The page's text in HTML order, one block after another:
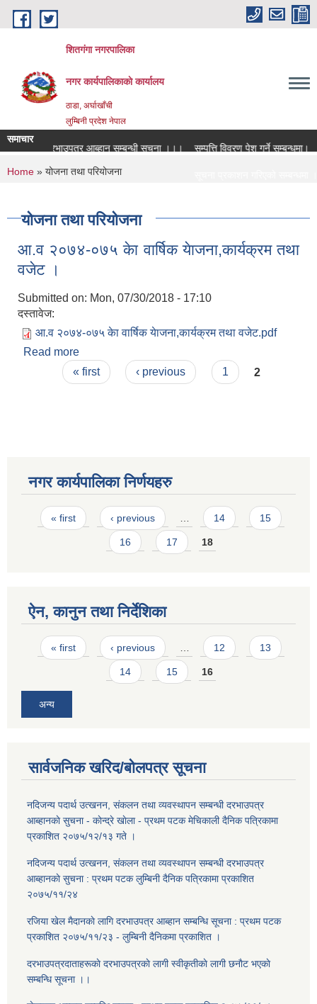
Skip to main content
शितगंगा नगरपालिका
नगर कार्यपालिकाकाे कार्यालय
ठाडा, अर्घाखाँची
लुम्बिनी प्रदेश नेपाल
समाचार
दरभाउपत्र आब्हान सम्बन्धी सूचना ।।।
सम्पत्ति विवरण पेश गर्ने सम्बन्धमा।
सम्बन्धमा ।।।
You are here
Home » योजना तथा परियोजना
योजना तथा परियोजना
आ‍.व २०७४-०७५ केा वार्षिक येाजना,कार्यक्रम तथा
वजेट ।
Submitted on: Mon, 07/30/2018 - 17:10
दस्तावेज:
आ‍.व २०७४-०७५ केा वार्षिक येाजना,कार्यक्रम तथा वजेट.pdf
Read more
वजेट ।
Pages« first ‹ previous 1 2
नगर कार्यपालिका निर्णयहरु
Pages
« first ‹ previous … 14 15
16 17 18
ऐन, कानुन तथा निर्देशिका
Pages
« first ‹ previous 12 13
14 15 16
अन्य
सार्वजनिक खरिद/बोलपत्र सूचना
नदिजन्य पदार्थ उत्खनन, संकलन तथा व्यवस्थापन सम्बन्धी दरभाउपत्र
आब्हानकाे सुचना - काेन्द्रे खाेला - प्रथम पटक मेचिकाली दैनिक पत्रिकामा
प्रकाशित २०७५/१२/१३ गते ।
नदिजन्य पदार्थ उत्खनन, संकलन तथा व्यवस्थापन सम्बन्धी दरभाउपत्र
आब्हानकाे सुचना : प्रथम पटक लुम्बिनी दैनिक पत्रिकामा प्रकाशित
२०७५/११/२४
रजिया खेल मैदानकाे लागि दरभाउपत्र आब्हान सम्बन्धि सूचना : प्रथम पटक
प्रकाशित २०७५/११/२३ - लुम्बिनी दैनिकमा प्रकाशित ।
दरभाउपत्रदाताहरूकाे दरभाउपत्रकाे लागी स्वीकृतीकाे लागी छनाैट भएकाे
सम्बन्धि सूचना ।।